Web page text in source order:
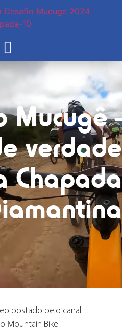
Mucugê -
verdade
Chapada
postado pelo canal
Mountain Bike